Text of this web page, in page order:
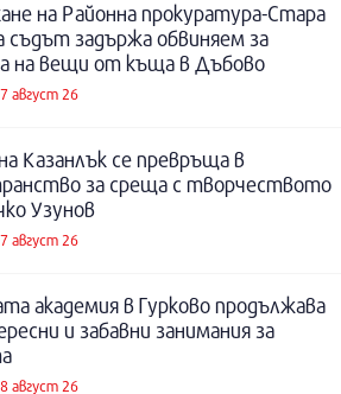
на Районна прокуратура-Стара
съдът задържа обвиняем за
на вещи от къща в Дъбово
август 26
Казанлък се превръща в
за среща с творчеството
Узунов
август 26
академия в Гурково продължава
и забавни занимания за
август 26